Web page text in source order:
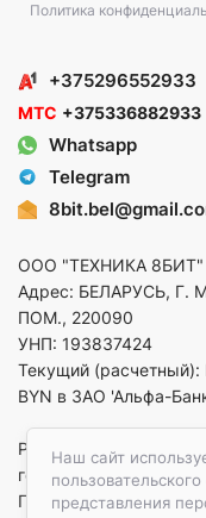
Наш сайт
представления
Политика
+375296552933
МТС +375336882933
Whatsapp
Telegram
ООО "ТЕХНИКА 8БИТ"
Адрес: БЕЛАРУСЬ,
ПОМ., 220090
УНП: 193837424
Текущий (расчетный):
BYN в ЗАО 'Альфа-
Регистрация в
горисполком
По вопросам защиты